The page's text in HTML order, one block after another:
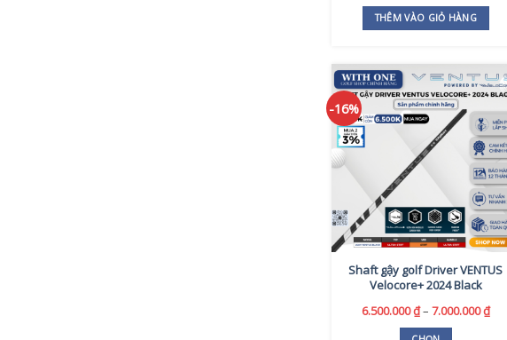
THÊM VÀO GIỎ HÀNG
-16%
Shaft gậy golf Driver VENTUS
Velocore+ 2024 Black
6.500.000₫– 7.000.000₫